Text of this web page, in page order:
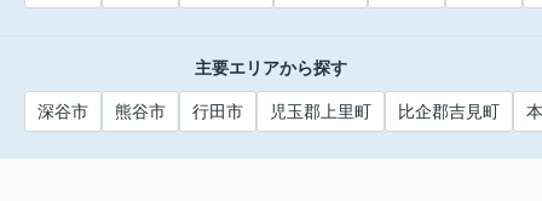
主要エリアから探す
深谷市 熊谷市 行田市 児玉郡上里町 比企郡吉見町